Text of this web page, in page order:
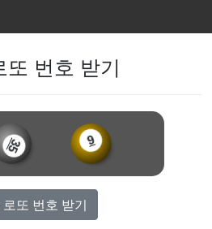
또 번호 받기
35
또 번호 받기